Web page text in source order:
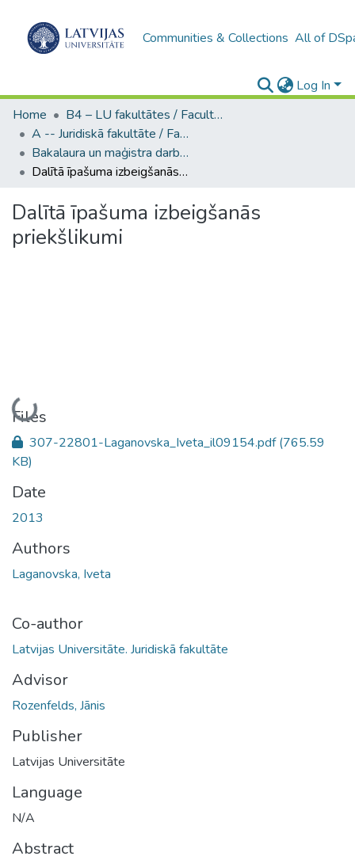
Communities & Collections All of
Log In
Home
B4 – LU fakultātes / Faculties of the UL
A -- Juridiskā fakultāte / Faculty of Law
Bakalaura un maģistra darbi (JF) / Bachelor's and Master's theses
Dalītā īpašuma izbeigšanās priekšlikumi
Dalītā īpašuma izbeigšanās
priekšlikumi
Loading...
Files
307-22801-Laganovska_Iveta_il09154.pdf(765.59
KB)
Date
2013
Authors
Laganovska, Iveta
Co-author
Latvijas Universitāte. Juridiskā fakultāte
Advisor
Rozenfelds, Jānis
Publisher
Latvijas Universitāte
Language
N/A
Abstract